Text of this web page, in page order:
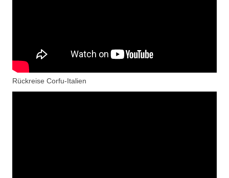
Rückreise Corfu-Italien